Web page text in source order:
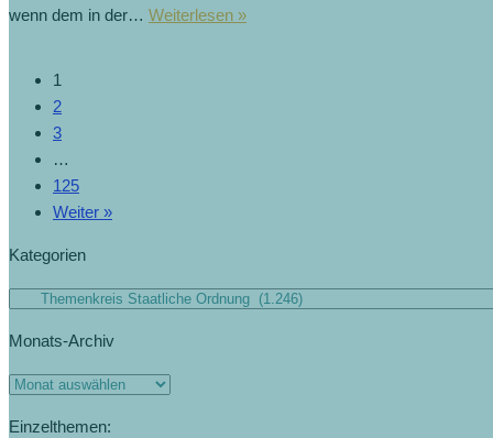
wenn dem in der… Weiterlesen »Zustand
1
2
3
…
125
Weiter »
Kategorien
Kategorien
Monats-Archiv
Monats-
Einzelthemen: